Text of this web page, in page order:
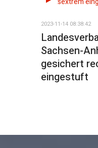
2023-11-14 08:38:42
Sachsen-
gesichert
eingestuft